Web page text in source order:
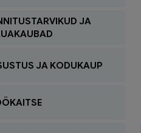
JA
JA KODUKAUP